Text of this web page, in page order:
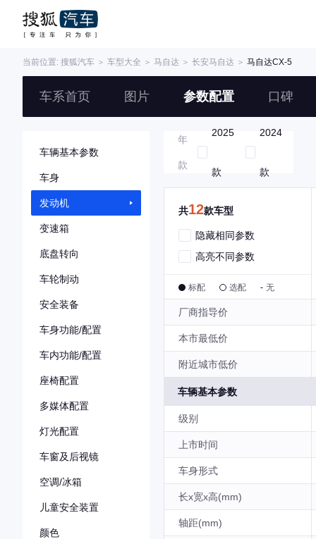
当前位置: 搜狐汽车 ＞ 车型大全 ＞ 马自达 ＞ 长安马自达 ＞ 马自达CX-5
车系首页 图片 参数配置 口碑
车辆基本参数
车身
发动机
变速箱
底盘转向
车轮制动
安全装备
车身功能/配置
车内功能/配置
座椅配置
多媒体配置
灯光配置
车窗及后视镜
空调/冰箱
儿童安全装置
颜色
年
款
2025
款
2024
款
共12款车型
隐藏相同参数
高亮不同参数
标配 选配 - 无
厂商指导价
本市最低价
附近城市低价
车辆基本参数
级别
上市时间
车身形式
长x宽x高(mm)
轴距(mm)